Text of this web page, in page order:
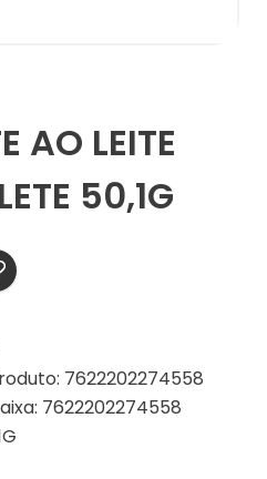
AO LEITE
50,1G
7622202274558
7622202274558